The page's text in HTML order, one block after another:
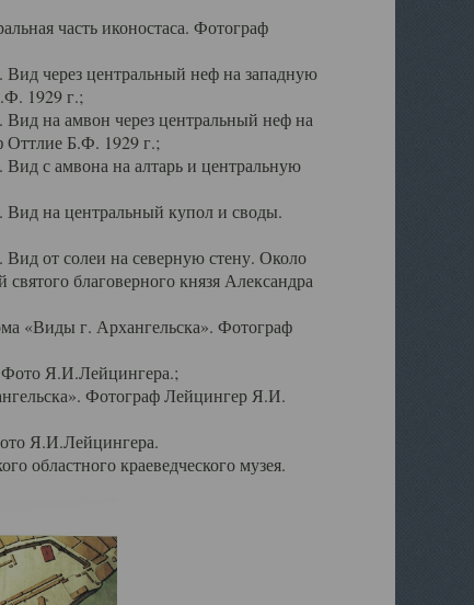
часть иконостаса. Фотограф
через центральный неф на западную
1929 г.;
на амвон через центральный неф на
Оттлие Б.Ф. 1929 г.;
с амвона на алтарь и центральную
на центральный купол и своды.
от солеи на северную стену. Около
благоверного князя Александра
«Виды г. Архангельска». Фотограф
Я.И.Лейцингера.;
Фотограф Лейцингер Я.И.
Я.И.Лейцингера.
областного краеведческого музея.